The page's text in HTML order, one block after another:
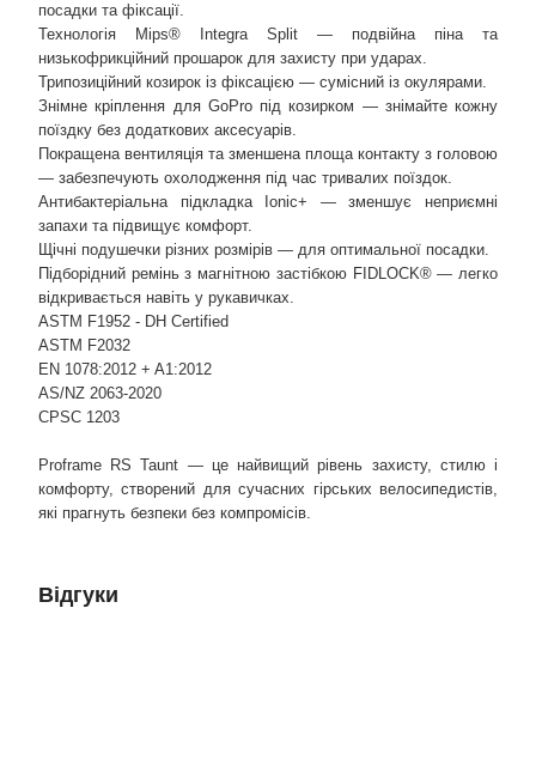
посадки та фіксації.
Технологія Mips® Integra Split — подвійна піна та
низькофрикційний прошарок для захисту при ударах.
Трипозиційний козирок із фіксацією — сумісний із окулярами.
Знімне кріплення для GoPro під козирком — знімайте кожну
поїздку без додаткових аксесуарів.
Покращена вентиляція та зменшена площа контакту з головою
— забезпечують охолодження під час тривалих поїздок.
Антибактеріальна підкладка Ionic+ — зменшує неприємні
запахи та підвищує комфорт.
Щічні подушечки різних розмірів — для оптимальної посадки.
Підборідний ремінь з магнітною застібкою FIDLOCK® — легко
відкривається навіть у рукавичках.
ASTM F1952 - DH Certified
ASTM F2032
EN 1078:2012 + A1:2012
AS/NZ 2063-2020
CPSC 1203
Proframe RS Taunt — це найвищий рівень захисту, стилю і
комфорту, створений для сучасних гірських велосипедистів,
які прагнуть безпеки без компромісів.
Відгуки